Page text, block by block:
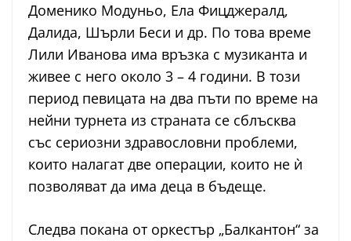
Доменико Модуньо, Ела Фицджералд,
Далида, Шърли Беси и др. По това време
Лили Иванова има връзка с музиканта и
живее с него около 3 – 4 години. В този
период певицата на два пъти по време на
нейни турнета из страната се сблъсква
със сериозни здравословни проблеми,
които налагат две операции, които не ѝ
позволяват да има деца в бъдеще.
Следва покана от оркестър „Балкантон“ за